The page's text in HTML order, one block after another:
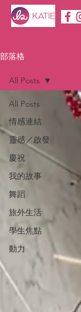
部落格
All Posts
情感連結
靈感／啟發
慶祝
我的故事
舞蹈
旅外生活
學生焦點
動力
All Posts